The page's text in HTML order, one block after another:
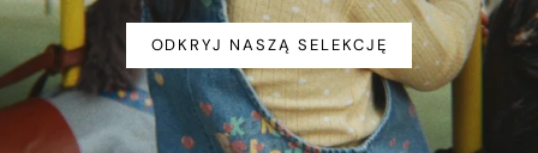
ODKRYJ NASZĄ SELEKCJĘ